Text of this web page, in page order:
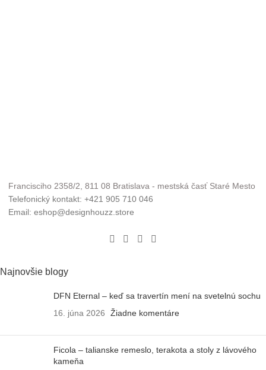
Francisciho 2358/2, 811 08 Bratislava - mestská časť Staré Mesto
Telefonický kontakt: +421 905 710 046
Email: eshop@designhouzz.store
Najnovšie blogy
DFN Eternal – keď sa travertín mení na svetelnú sochu
16. júna 2026
Žiadne komentáre
Ficola – talianske remeslo, terakota a stoly z lávového
kameňa